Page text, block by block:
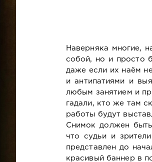
Наверняка многие,
собой, но и просто
даже если их наём
и антипатиями и
любым занятием и
гадали, кто же там
работы будут
Снимок должен
что судьи и
представлен до
красивый баннер в